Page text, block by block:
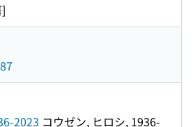
2023 コウゼン, ヒロシ, 1936-